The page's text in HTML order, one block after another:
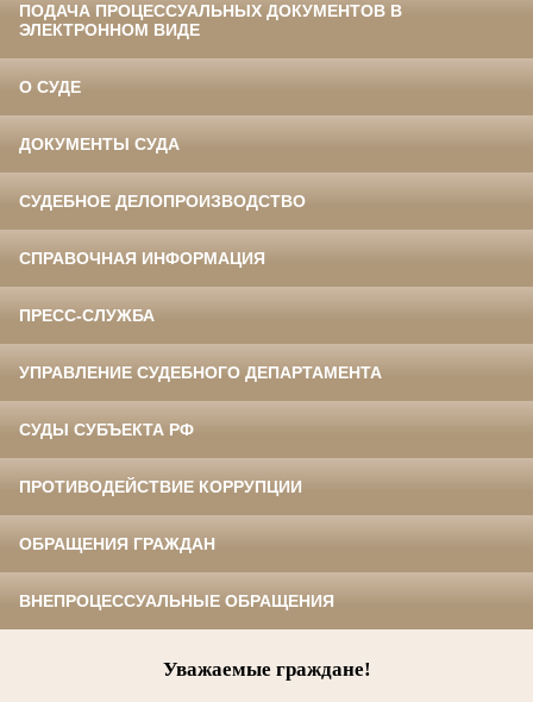
ПОДАЧА ПРОЦЕССУАЛЬНЫХ ДОКУМЕНТОВ В
ЭЛЕКТРОННОМ ВИДЕ
О СУДЕ
ДОКУМЕНТЫ СУДА
СУДЕБНОЕ ДЕЛОПРОИЗВОДСТВО
СПРАВОЧНАЯ ИНФОРМАЦИЯ
ПРЕСС-СЛУЖБА
УПРАВЛЕНИЕ СУДЕБНОГО ДЕПАРТАМЕНТА
СУДЫ СУБЪЕКТА РФ
ПРОТИВОДЕЙСТВИЕ КОРРУПЦИИ
ОБРАЩЕНИЯ ГРАЖДАН
ВНЕПРОЦЕССУАЛЬНЫЕ ОБРАЩЕНИЯ
Уважаемые граждане!